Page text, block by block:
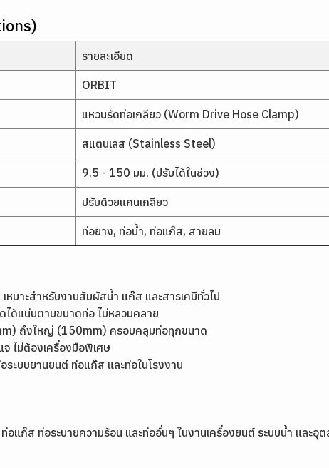
รายละเอียด
ORBIT
แหวนรัดท่อเกลียว (Worm Drive Hose Clamp)
สแตนเลส (Stainless Steel)
9.5 - 150 มม. (ปรับได้ในช่วง)
ปรับด้วยแกนเกลียว
ท่อยาง, ท่อน้ำ, ท่อแก๊ส, สายลม
หมาะสำหรับงานสัมผัสน้ำ แก๊ส และสารเคมีทั่วไป
ได้แน่นตามขนาดท่อ ไม่หลวมคลาย
ถึงใหญ่ (150mm) ครอบคลุมท่อทุกขนาด
ไม่ต้องเครื่องมือพิเศษ
ระบบยานยนต์ ท่อแก๊ส และท่อในโรงงาน
แก๊ส ท่อระบายความร้อน และท่ออื่นๆ ในงานเครื่องยนต์ ระบบน้ำ และอุ